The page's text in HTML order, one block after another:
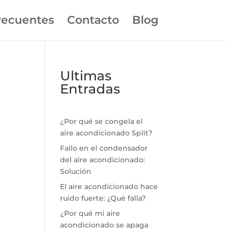
Contacto Blog
Ultimas
Entradas
¿Por qué se congela el
aire acondicionado Split?
Fallo en el condensador
del aire acondicionado:
Solución
El aire acondicionado hace
ruido fuerte: ¿Qué falla?
¿Por qué mi aire
acondicionado se apaga